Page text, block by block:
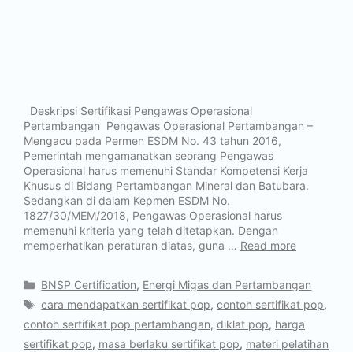
Deskripsi Sertifikasi Pengawas Operasional
Pertambangan Pengawas Operasional Pertambangan –
Mengacu pada Permen ESDM No. 43 tahun 2016,
Pemerintah mengamanatkan seorang Pengawas
Operasional harus memenuhi Standar Kompetensi Kerja
Khusus di Bidang Pertambangan Mineral dan Batubara.
Sedangkan di dalam Kepmen ESDM No.
1827/30/MEM/2018, Pengawas Operasional harus
memenuhi kriteria yang telah ditetapkan. Dengan
memperhatikan peraturan diatas, guna … Read more
BNSP Certification, Energi Migas dan Pertambangan
cara mendapatkan sertifikat pop,contoh sertifikat pop,
contoh sertifikat pop pertambangan, diklat pop, harga
sertifikat pop, masa berlaku sertifikat pop, materi pelatihan